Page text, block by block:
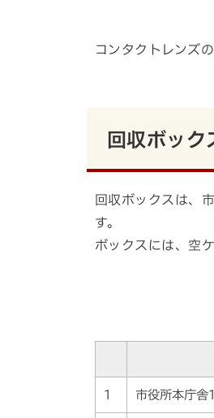
コンタクトレンズ
回収ボック
回収ボックスは、
す。
ボックスには、空
1
市役所本庁舎